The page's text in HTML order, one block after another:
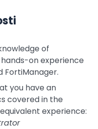
of
on experience
FortiManager.
you have an
covered in the
experience: